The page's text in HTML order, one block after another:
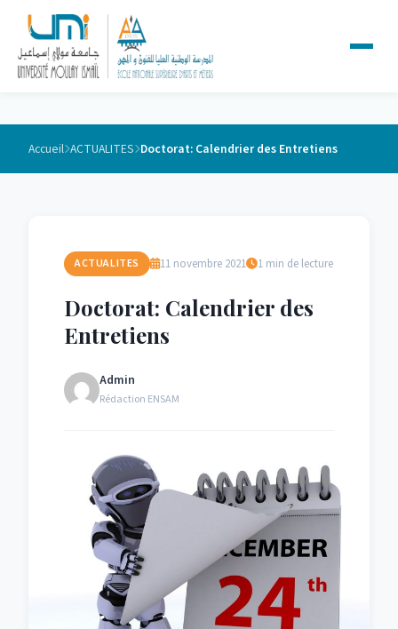
Accueil ACTUALITES Doctorat: Calendrier des Entretiens
ACTUALITES 11 novembre 2021 1 min de lecture
Doctorat: Calendrier des
Entretiens
Admin
Rédaction ENSAM